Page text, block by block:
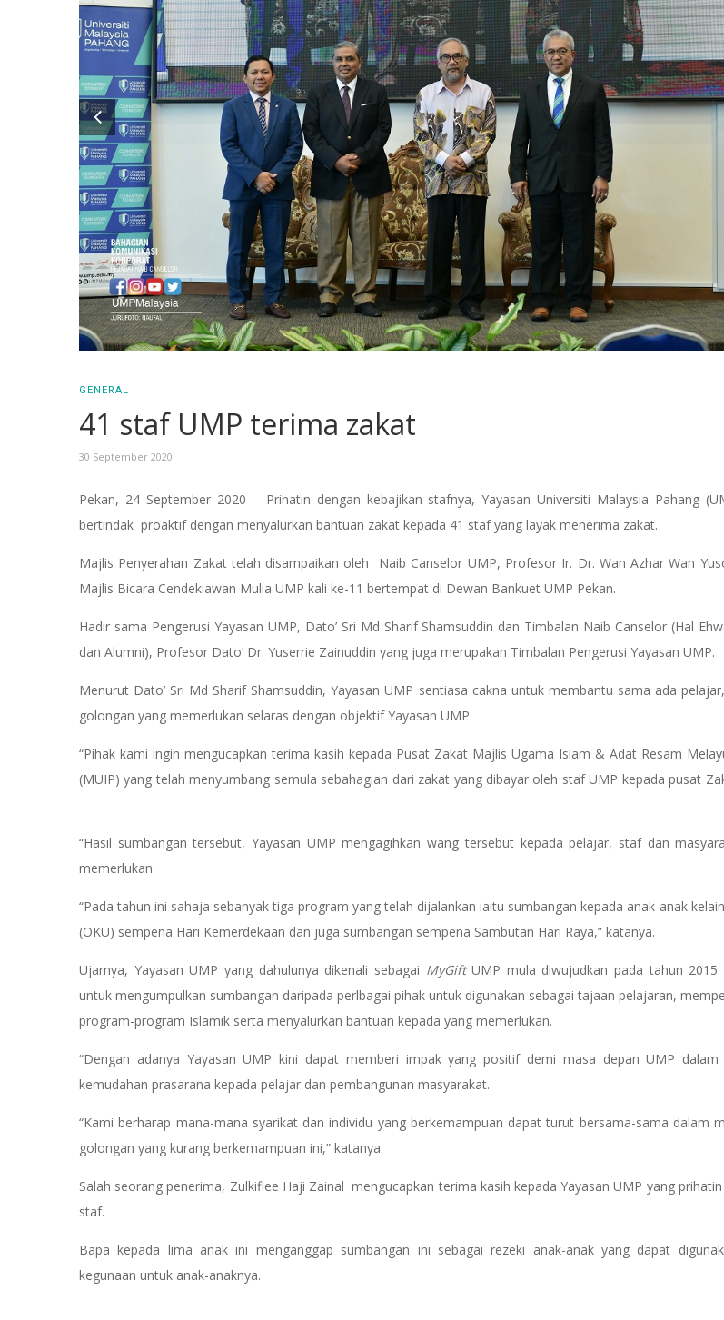
GENERAL
41 staf UMP terima zakat
30 September 2020
Pekan, 24 September 2020 – Prihatin dengan kebajikan stafnya, Yayasan Universiti Malaysia Pahang
bertindak proaktif dengan menyalurkan bantuan zakat kepada 41 staf yang layak menerima zakat.
Majlis Penyerahan Zakat telah disampaikan oleh Naib Canselor UMP, Profesor Ir. Dr. Wan Azhar Wan
Majlis Bicara Cendekiawan Mulia UMP kali ke-11 bertempat di Dewan Bankuet UMP Pekan.
Hadir sama Pengerusi Yayasan UMP, Dato’ Sri Md Sharif Shamsuddin dan Timbalan Naib Canselor (Hal
dan Alumni), Profesor Dato’ Dr. Yuserrie Zainuddin yang juga merupakan Timbalan Pengerusi Yayasan UMP.
Menurut Dato’ Sri Md Sharif Shamsuddin, Yayasan UMP sentiasa cakna untuk membantu sama ada
golongan yang memerlukan selaras dengan objektif Yayasan UMP.
“Pihak kami ingin mengucapkan terima kasih kepada Pusat Zakat Majlis Ugama Islam & Adat Resam
(MUIP) yang telah menyumbang semula sebahagian dari zakat yang dibayar oleh staf UMP kepada pusat
“Hasil sumbangan tersebut, Yayasan UMP mengagihkan wang tersebut kepada pelajar, staf dan
memerlukan.
“Pada tahun ini sahaja sebanyak tiga program yang telah dijalankan iaitu sumbangan kepada anak-anak
(OKU) sempena Hari Kemerdekaan dan juga sumbangan sempena Sambutan Hari Raya,” katanya.
Ujarnya, Yayasan UMP yang dahulunya dikenali sebagai MyGiftUMP mula diwujudkan pada tahun 2015
untuk mengumpulkan sumbangan daripada perlbagai pihak untuk digunakan sebagai tajaan pelajaran,
program-program Islamik serta menyalurkan bantuan kepada yang memerlukan.
“Dengan adanya Yayasan UMP kini dapat memberi impak yang positif demi masa depan UMP dalam
kemudahan prasarana kepada pelajar dan pembangunan masyarakat.
“Kami berharap mana-mana syarikat dan individu yang berkemampuan dapat turut bersama-sama dalam
golongan yang kurang berkemampuan ini,” katanya.
Salah seorang penerima, Zulkiflee Haji Zainal mengucapkan terima kasih kepada Yayasan UMP yang
staf.
Bapa kepada lima anak ini menganggap sumbangan ini sebagai rezeki anak-anak yang dapat
kegunaan untuk anak-anaknya.